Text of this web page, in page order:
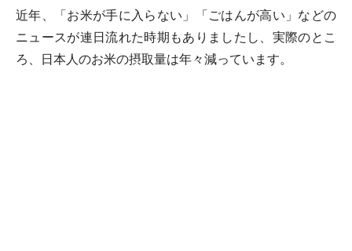
近年、「お米が手に入らない」「ごはんが高い」などの
ニュースが連日流れた時期もありましたし、実際のとこ
ろ、日本人のお米の摂取量は年々減っています。